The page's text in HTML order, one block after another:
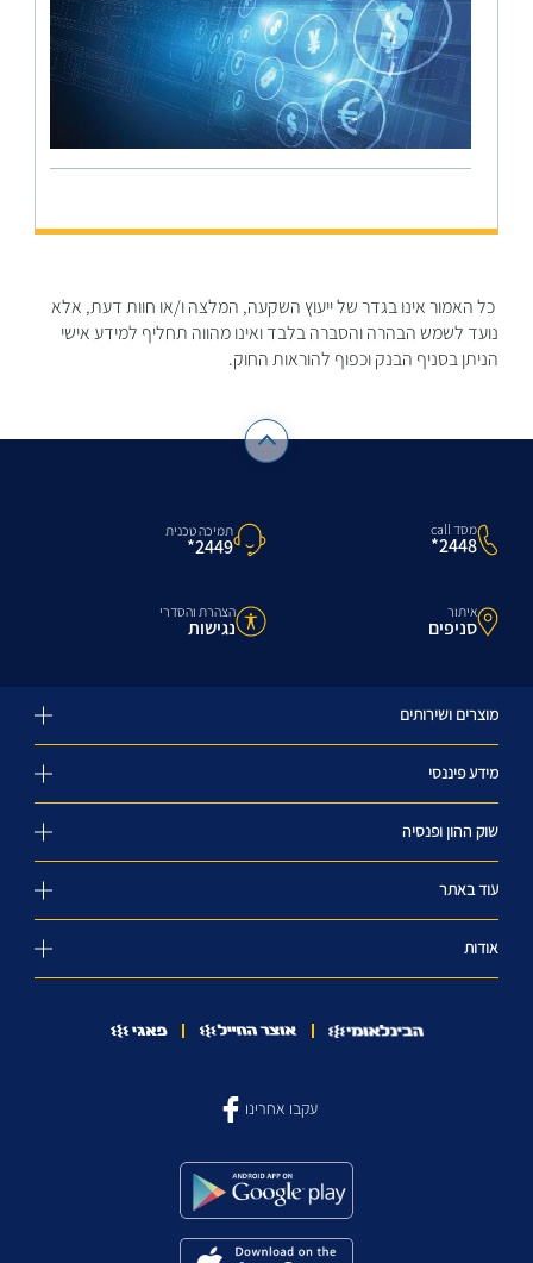
כל האמור אינו בגדר של ייעוץ השקעה, המלצה ו/או חוות דעת, אלא
נועד לשמש הבהרה והסברה בלבד ואינו מהווה תחליף למידע אישי
הניתן בסניף הבנק וכפוף להוראות החוק.
מסד call
2448*
תמיכה טכנית
2449*
איתור
סניפים
הצהרת והסדרי
נגישות
מוצרים ושירותים
מידע פיננסי
שוק ההון ופנסיה
עוד באתר
אודות
עקבו אחרינו